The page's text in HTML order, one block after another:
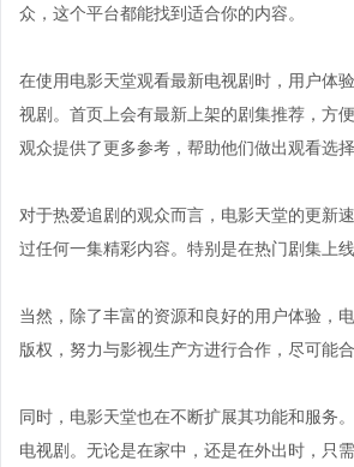
众，这个平台都能找到适合你的内容。
在使用电影天堂观看最新电视剧时，用户体
视剧。首页上会有最新上架的剧集推荐，方
观众提供了更多参考，帮助他们做出观看选择
对于热爱追剧的观众而言，电影天堂的更新
过任何一集精彩内容。特别是在热门剧集上
当然，除了丰富的资源和良好的用户体验，
版权，努力与影视生产方进行合作，尽可能
同时，电影天堂也在不断扩展其功能和服务
电视剧。无论是在家中，还是在外出时，只